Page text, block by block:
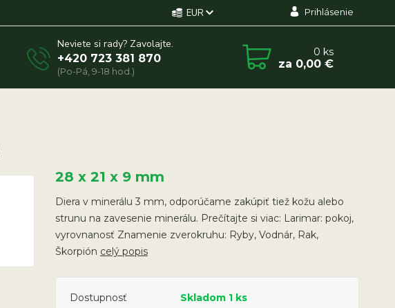
EUR Prihlásenie
Neviete si rady? Zavolajte.
+420 723 381 870
(Po-Pá, 9-18 hod.)
0 ks
za 0,00 €
28 x 21 x 9 mm
Diera v minerálu 3 mm, odporúčame zakúpiť tiež kožu alebo
strunu na zavesenie minerálu. Prečítajte si viac: Larimar: pokoj,
vyrovnanosť Znamenie zverokruhu: Ryby, Vodnár, Rak,
Škorpión celý popis
Dostupnosť Skladom 1 ks